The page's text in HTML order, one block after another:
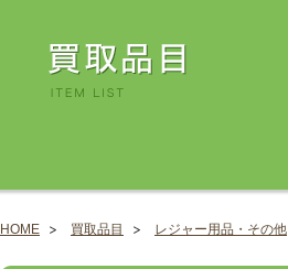
HOME 買取品目 レジャー用品・その他